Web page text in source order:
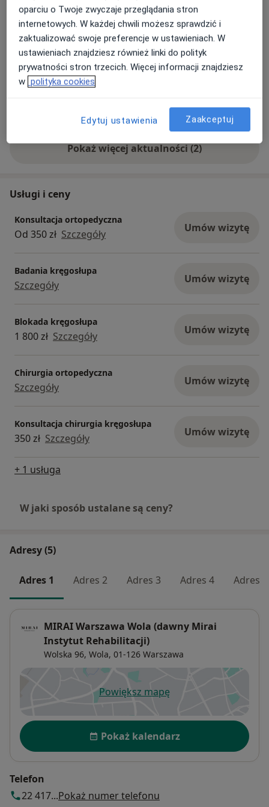
przyśrodkowych korzeni nerwowych, nukleoplastyka
(koblacja, waporyzacja), wertebroplastyka.
W Centrum Fimedica zapewniamy kompleksowe
leczenie w zakresie neurochirurgii,
neurologii,ortopedii i rehabilitacji.
Dowiedz się więcej o naszej Klinice i zapisz się na
konsultacje!
Dowiedz się więcej
24/06/2026
Pokaż więcej aktualności (2)
Usługi i ceny
Konsultacja ortopedyczna
Od 350 zł Szczegóły Umów wizytę
Badania kręgosłupa
Szczegóły Umów wizytę
Blokada kręgosłupa
1 800 zł Szczegóły Umów wizytę
Chirurgia ortopedyczna
Szczegóły Umów wizytę
Konsultacja chirurgia kręgosłupa
350 zł Szczegóły Umów wizytę
+ 1 usługa
W jaki sposób ustalane są ceny?
Adresy (5)
Adres 1 Adres 2 Adres 3 Adres 4 Adres 5
MIRAI Warszawa Wola (dawny Mirai
Instytut Rehabilitacji)
Wolska 96, Wola, 01-126 Warszawa
Powiększ mapęotwiera się w nowej karcie
Dostępność
Pokaż kalendarz
Telefon
22 417...Pokaż numer telefonu
oparciu o Twoje zwyczaje przeglądania stron
internetowych. W każdej chwili możesz sprawdzić i
zaktualizować swoje preferencje w ustawieniach. W
ustawieniach znajdziesz również linki do polityk
prywatności stron trzecich. Więcej informacji znajdziesz
w polityka cookies
Edytuj ustawienia Zaakceptuj